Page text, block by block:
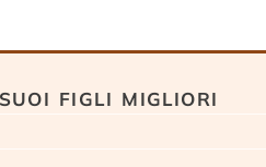
figli migliori